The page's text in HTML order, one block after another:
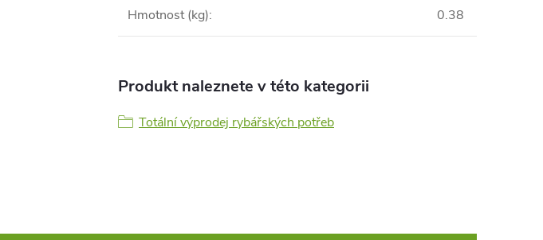
Hmotnost (kg): 0.38
Produkt naleznete v této kategorii
Totální výprodej rybářských potřeb